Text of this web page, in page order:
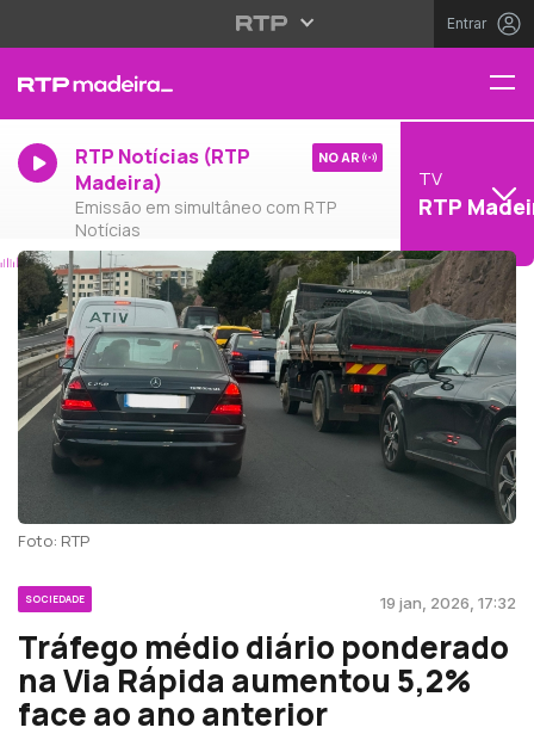
Entrar
RTP Notícias (RTP
Madeira)
Emissão em simultâneo com RTP
Notícias
NO AR
TV
RTP
Foto: RTP
SOCIEDADE 19 jan, 2026, 17:32
Tráfego médio diário ponderado
na Via Rápida aumentou 5,2%
face ao ano anterior